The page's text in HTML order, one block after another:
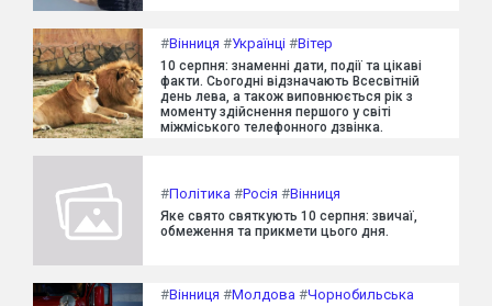
#Вінниця #Українці #Вітер
10 серпня: знаменні дати, події та цікаві
факти. Сьогодні відзначають Всесвітній
день лева, а також виповнюється рік з
моменту здійснення першого у світі
міжміського телефонного дзвінка.
#Політика #Росія #Вінниця
Яке свято святкують 10 серпня: звичаї,
обмеження та прикмети цього дня.
#Вінниця #Молдова #Чорнобильська